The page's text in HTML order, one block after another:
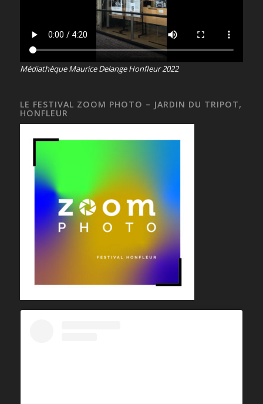
Médiathèque Maurice Delange Honfleur 2022
LE FESTIVAL ZOOM PHOTO – JARDIN DU TRIPOT,
HONFLEUR